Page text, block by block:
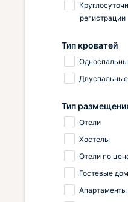
регистрации
Тип кроватей
Двуспальные
Тип
Отели
Хостелы
Отели по
Гостевые
Апартаменты